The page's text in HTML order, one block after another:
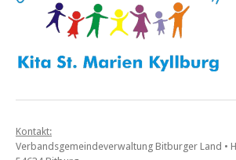
Kontakt:
Verbandsgemeindeverwaltung Bitburger Land •